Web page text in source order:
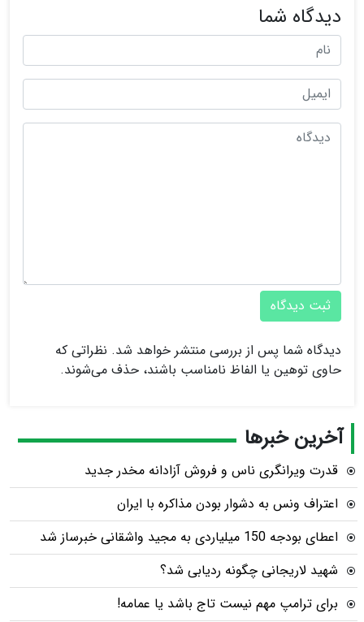
دیدگاه شما
ثبت دیدگاه
دیدگاه شما پس از بررسی منتشر خواهد شد. نظراتی که
حاوی توهین یا الفاظ نامناسب باشند، حذف می‌شوند.
آخرین خبرها
قدرت ویرانگری ناس و فروش آزادانه مخدر جدید
اعتراف ونس به دشوار بودن مذاکره با ایران
اعطای بودجه 150 میلیاردی به مجید واشقانی خبرساز شد
شهید لاریجانی چگونه ردیابی شد؟
برای ترامپ مهم نیست تاج باشد یا عمامه!